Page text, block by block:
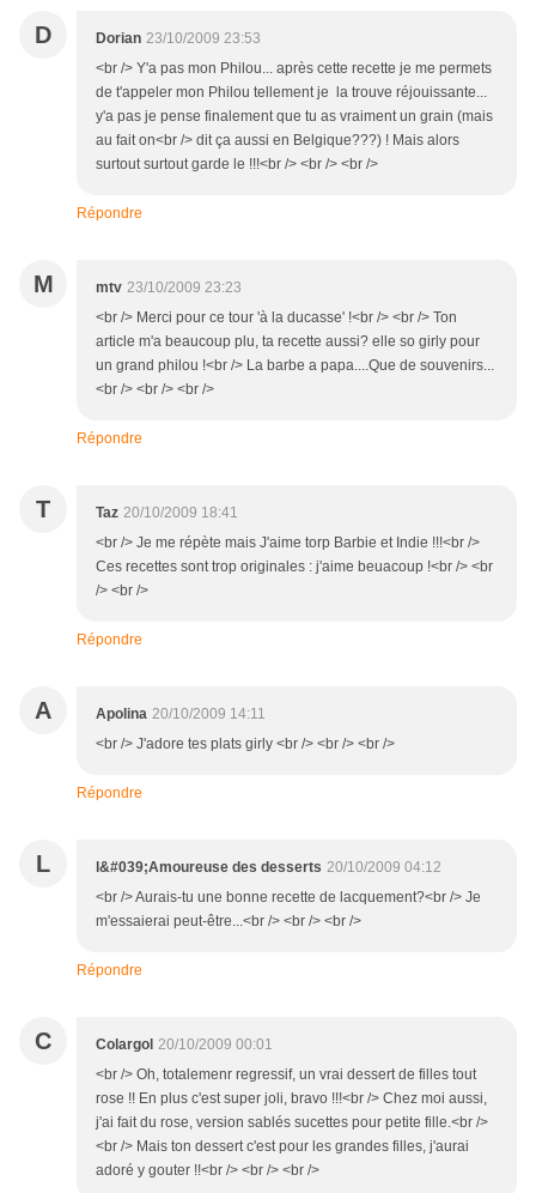
D Dorian 23/10/2009 23:53
<br /> Y'a pas mon Philou... après cette recette je me permets
de t'appeler mon Philou tellement je la trouve réjouissante...
y'a pas je pense finalement que tu as vraiment un grain (mais
au fait on<br /> dit ça aussi en Belgique???) ! Mais alors
surtout surtout garde le !!!<br /> <br /> <br />
Répondre
M mtv 23/10/2009 23:23
<br /> Merci pour ce tour 'à la ducasse' !<br /> <br /> Ton
article m'a beaucoup plu, ta recette aussi? elle so girly pour
un grand philou !<br /> La barbe a papa....Que de souvenirs...
<br /> <br /> <br />
Répondre
T Taz 20/10/2009 18:41
<br /> Je me répète mais J'aime torp Barbie et Indie !!!<br />
Ces recettes sont trop originales : j'aime beuacoup !<br /> <br
/> <br />
Répondre
A Apolina 20/10/2009 14:11
<br /> J'adore tes plats girly <br /> <br /> <br />
Répondre
L l&#039;Amoureuse des desserts 20/10/2009 04:12
<br /> Aurais-tu une bonne recette de lacquement?<br /> Je
m'essaierai peut-être...<br /> <br /> <br />
Répondre
C Colargol 20/10/2009 00:01
<br /> Oh, totalemenr regressif, un vrai dessert de filles tout
rose !! En plus c'est super joli, bravo !!!<br /> Chez moi aussi,
j'ai fait du rose, version sablés sucettes pour petite fille.<br />
<br /> Mais ton dessert c'est pour les grandes filles, j'aurai
adoré y gouter !!<br /> <br /> <br />